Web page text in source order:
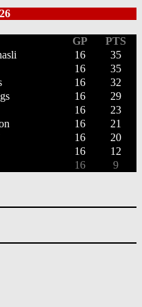
GP
PTS
16
35
16
35
16
32
16
29
16
23
16
21
16
20
16
12
16
9